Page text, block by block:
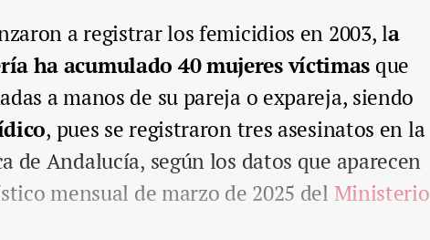
a registrar los femicidios en 2003, la
ha acumulado 40 mujeres víctimas que
a manos de su pareja o expareja, siendo
, pues se registraron tres asesinatos en la
de Andalucía, según los datos que aparecen
mensual de marzo de 2025 del Ministerio